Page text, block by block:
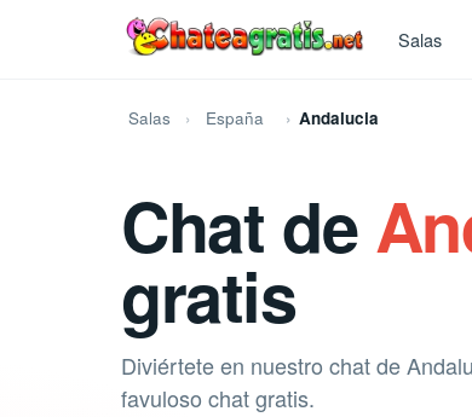
Salas
Salas España Andalucia
Chat de
gratis
Diviértete en nuestro chat de
favuloso chat gratis.